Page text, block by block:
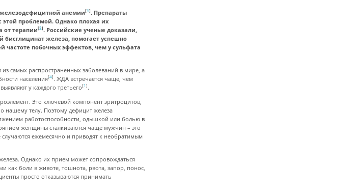
анемии[1]. Препараты
этой проблемой. Однако плохая их
от терапии[2]. Российские ученые доказали,
бисглицинат железа, помогает успешно
побочных эффектов, чем у сульфата
самых распространенных заболеваний в мире, а
населения[4] . ЖДА встречается чаще, чем
у каждого третьего[1] .
Это ключевой компонент эритроцитов,
нашему телу. Поэтому дефицит железа
работоспособности, одышкой или болью в
женщины сталкиваются чаще мужчин – это
ежемесячно и приводят к необратимым
Однако их прием может сопровождаться
как боли в животе, тошнота, рвота, запор, понос,
просто отказываются принимать